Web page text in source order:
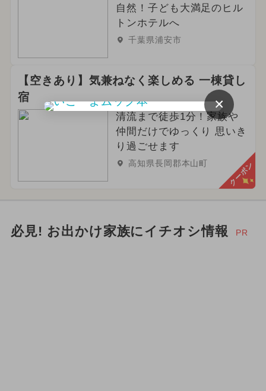
自然！子ども大満足のヒル
トンホテルへ
千葉県浦安市
【空きあり】気兼ねなく楽しめる 一棟貸し
宿
清流まで徒歩1分！家族や
仲間だけでゆっくり 思いき
り過ごせます
高知県長岡郡本山町 クーポン
必見! お出かけ家族にイチオシ情報 PR
×